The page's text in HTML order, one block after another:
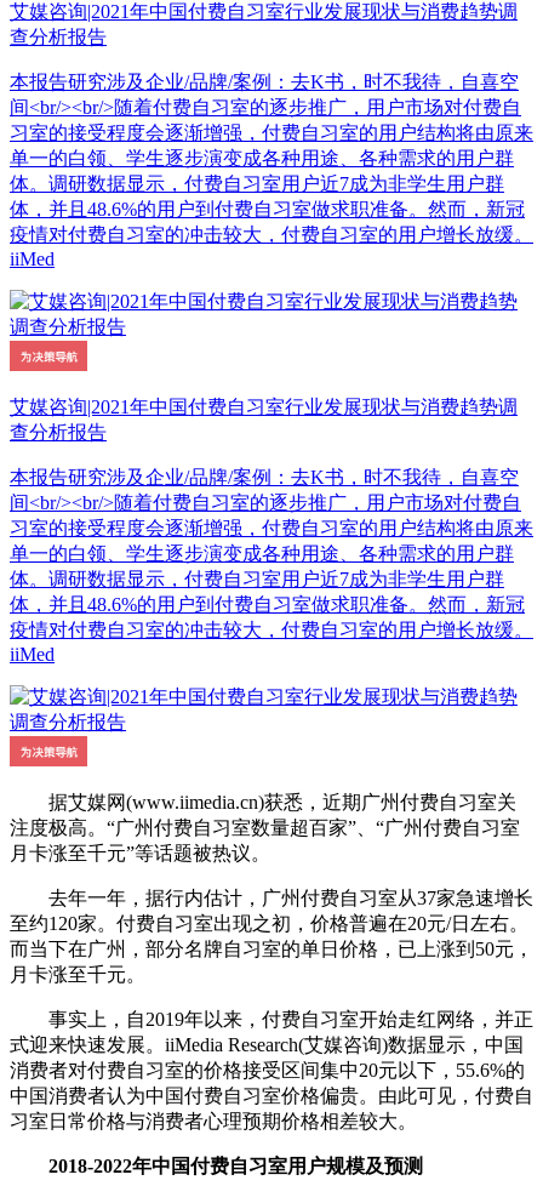
艾媒咨询|2021年中国付费自习室行业发展现状与消费趋势调
查分析报告
本报告研究涉及企业/品牌/案例：去K书，时不我待，自喜空
间<br/><br/>随着付费自习室的逐步推广，用户市场对付费自
习室的接受程度会逐渐增强，付费自习室的用户结构将由原来
单一的白领、学生逐步演变成各种用途、各种需求的用户群
体。调研数据显示，付费自习室用户近7成为非学生用户群
体，并且48.6%的用户到付费自习室做求职准备。然而，新冠
疫情对付费自习室的冲击较大，付费自习室的用户增长放缓。
iiMed
艾媒咨询|2021年中国付费自习室行业发展现状与消费趋势调
查分析报告
本报告研究涉及企业/品牌/案例：去K书，时不我待，自喜空
间<br/><br/>随着付费自习室的逐步推广，用户市场对付费自
习室的接受程度会逐渐增强，付费自习室的用户结构将由原来
单一的白领、学生逐步演变成各种用途、各种需求的用户群
体。调研数据显示，付费自习室用户近7成为非学生用户群
体，并且48.6%的用户到付费自习室做求职准备。然而，新冠
疫情对付费自习室的冲击较大，付费自习室的用户增长放缓。
iiMed
据艾媒网(www.iimedia.cn)获悉，近期广州付费自习室关
注度极高。“广州付费自习室数量超百家”、“广州付费自习室
月卡涨至千元”等话题被热议。
去年一年，据行内估计，广州付费自习室从37家急速增长
至约120家。付费自习室出现之初，价格普遍在20元/日左右。
而当下在广州，部分名牌自习室的单日价格，已上涨到50元，
月卡涨至千元。
事实上，自2019年以来，付费自习室开始走红网络，并正
式迎来快速发展。iiMedia Research(艾媒咨询)数据显示，中国
消费者对付费自习室的价格接受区间集中20元以下，55.6%的
中国消费者认为中国付费自习室价格偏贵。由此可见，付费自
习室日常价格与消费者心理预期价格相差较大。
2018-2022年中国付费自习室用户规模及预测